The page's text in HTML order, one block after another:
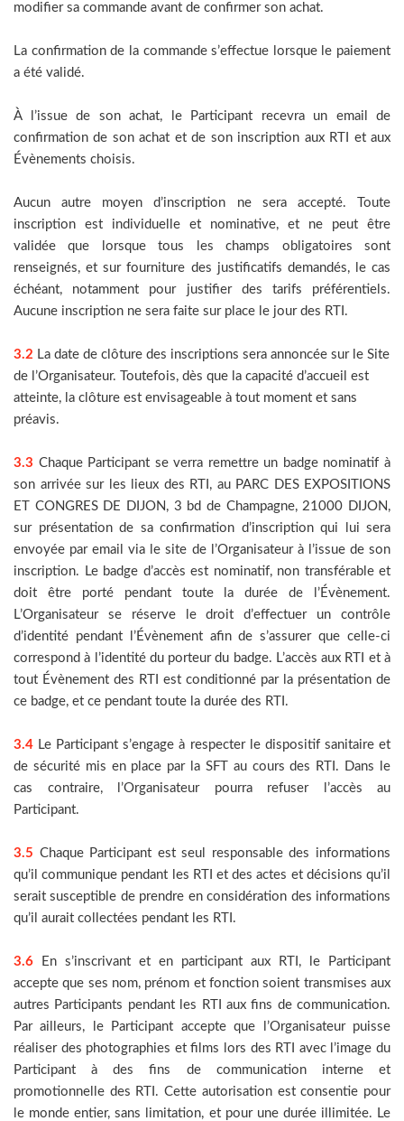
modifier sa commande avant de confirmer son achat.
La confirmation de la commande s’effectue lorsque le paiement
a été validé.
À l’issue de son achat, le Participant recevra un email de
confirmation de son achat et de son inscription aux RTI et aux
Évènements choisis.
Aucun autre moyen d’inscription ne sera accepté. Toute
inscription est individuelle et nominative, et ne peut être
validée que lorsque tous les champs obligatoires sont
renseignés, et sur fourniture des justificatifs demandés, le cas
échéant, notamment pour justifier des tarifs préférentiels.
Aucune inscription ne sera faite sur place le jour des RTI.
3.2 La date de clôture des inscriptions sera annoncée sur le Site
de l’Organisateur. Toutefois, dès que la capacité d’accueil est
atteinte, la clôture est envisageable à tout moment et sans
préavis.
3.3 Chaque Participant se verra remettre un badge nominatif à
son arrivée sur les lieux des RTI, au PARC DES EXPOSITIONS
ET CONGRES DE DIJON, 3 bd de Champagne, 21000 DIJON,
sur présentation de sa confirmation d’inscription qui lui sera
envoyée par email via le site de l’Organisateur à l’issue de son
inscription. Le badge d’accès est nominatif, non transférable et
doit être porté pendant toute la durée de l’Évènement.
L’Organisateur se réserve le droit d’effectuer un contrôle
d’identité pendant l’Évènement afin de s’assurer que celle-ci
correspond à l’identité du porteur du badge. L’accès aux RTI et à
tout Évènement des RTI est conditionné par la présentation de
ce badge, et ce pendant toute la durée des RTI.
3.4 Le Participant s’engage à respecter le dispositif sanitaire et
de sécurité mis en place par la SFT au cours des RTI. Dans le
cas contraire, l’Organisateur pourra refuser l’accès au
Participant.
3.5 Chaque Participant est seul responsable des informations
qu’il communique pendant les RTI et des actes et décisions qu’il
serait susceptible de prendre en considération des informations
qu’il aurait collectées pendant les RTI.
3.6 En s’inscrivant et en participant aux RTI, le Participant
accepte que ses nom, prénom et fonction soient transmises aux
autres Participants pendant les RTI aux fins de communication.
Par ailleurs, le Participant accepte que l’Organisateur puisse
réaliser des photographies et films lors des RTI avec l’image du
Participant à des fins de communication interne et
promotionnelle des RTI. Cette autorisation est consentie pour
le monde entier, sans limitation, et pour une durée illimitée. Le